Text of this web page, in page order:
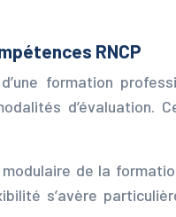
RNCP
d’une formation
de la
s’avère